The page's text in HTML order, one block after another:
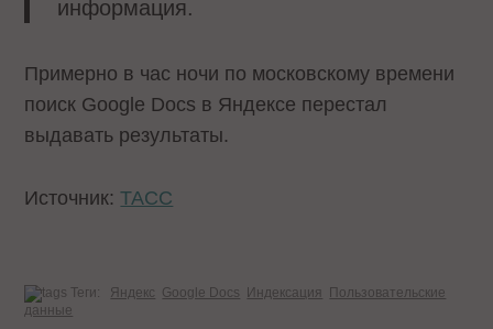
информация.
Примерно в час ночи по московскому времени
поиск Google Docs в Яндексе перестал
выдавать результаты.
Источник:ТАСС
Теги: Яндекс Google Docs Индексация
Пользовательские
данные